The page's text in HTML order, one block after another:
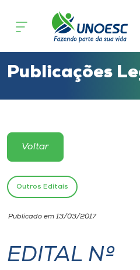
Cursos
Atendimento ao Estudante
Portal de Ensino
Unoesc
Internacionalização
Publicações
Voltar
Outros Editais
Publicado em 13/03/2017
EDITAL Nº